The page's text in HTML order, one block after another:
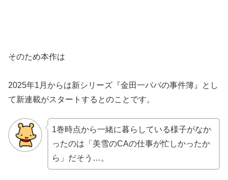
そのため本作は
2025年1月からは新シリーズ『金田一パパの事件簿』とし
て新連載がスタートするとのことです。
1巻時点から一緒に暮らしている様子がなか
ったのは「美雪のCAの仕事が忙しかったか
ら」だそう…。